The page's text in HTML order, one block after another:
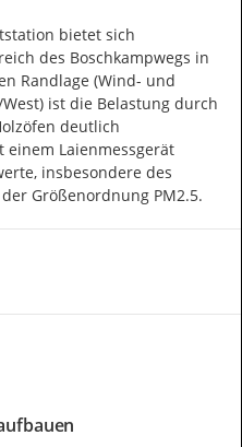
bietet sich
des Boschkampwegs in
Randlage (Wind- und
ist die Belastung durch
deutlich
Laienmessgerät
insbesondere des
Größenordnung PM2.5.